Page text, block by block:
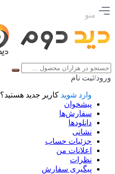
منو
ورود/ثبت نام
وارد شوید کاربر جدید هستید؟
پیشخوان
سفارش‌ها
دانلودها
نشانی
جزئیات حساب
اعلانات من
نظرات
پیگیری سفارش